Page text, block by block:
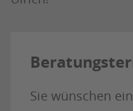
Sie wünschen